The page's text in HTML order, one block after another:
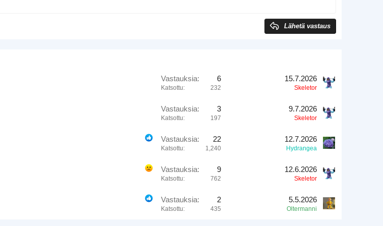
Lähetä vastaus
Vastauksia 6
Katsottu 232
15.7.2026
Skeletor
Vastauksia 3
Katsottu 197
9.7.2026
Skeletor
Vastauksia 22
Katsottu 1,240
12.7.2026
Hydrangea
Vastauksia 9
Katsottu 762
12.6.2026
Skeletor
Vastauksia 2
Katsottu 435
5.5.2026
Oltermanni